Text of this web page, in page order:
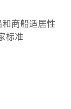
商船适居性
标准